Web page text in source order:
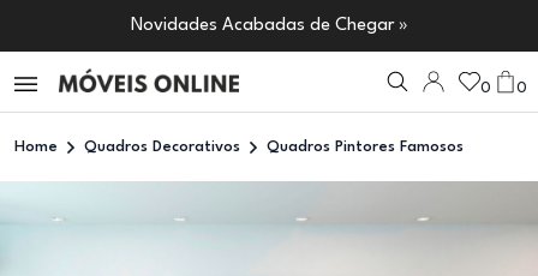
Novidades Acabadas de Chegar »
0 0
Home Quadros Decorativos Quadros Pintores Famosos